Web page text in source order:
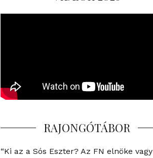
RAJONGÓTÁBOR
“Ki az a Sós Eszter? Az FN elnöke vagy